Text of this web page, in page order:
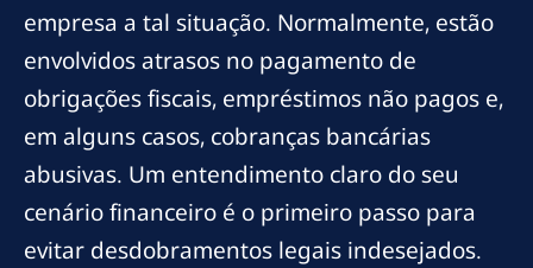
empresa a tal situação. Normalmente, estão
envolvidos atrasos no pagamento de
obrigações fiscais, empréstimos não pagos e,
em alguns casos, cobranças bancárias
abusivas. Um entendimento claro do seu
cenário financeiro é o primeiro passo para
evitar desdobramentos legais indesejados.